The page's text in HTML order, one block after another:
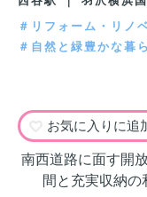
＃リフォーム・リノ
＃自然と緑豊かな暮
お気に入りに追
南西道路に面す開
間と充実収納の